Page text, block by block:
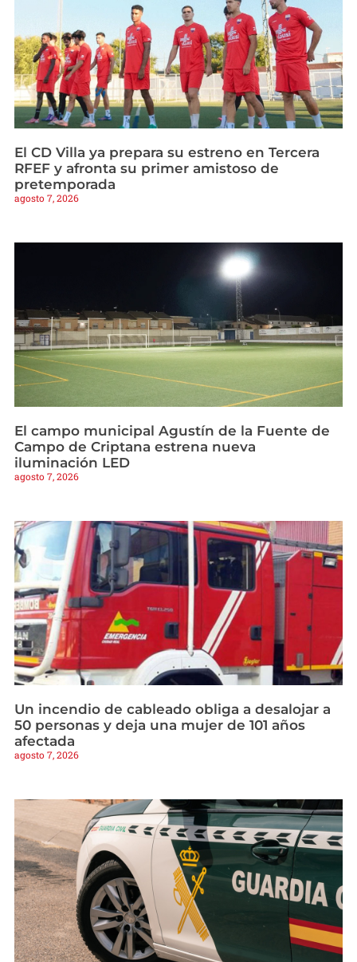
El CD Villa ya prepara su estreno en Tercera
RFEF y afronta su primer amistoso de
pretemporada
agosto 7, 2026
El campo municipal Agustín de la Fuente de
Campo de Criptana estrena nueva
iluminación LED
agosto 7, 2026
Un incendio de cableado obliga a desalojar a
50 personas y deja una mujer de 101 años
afectada
agosto 7, 2026